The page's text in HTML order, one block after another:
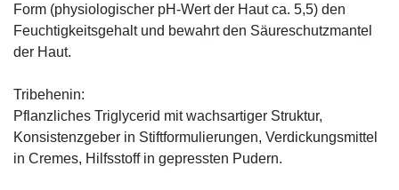
Form (physiologischer pH-Wert der Haut ca. 5,5) den
Feuchtigkeitsgehalt und bewahrt den Säureschutzmantel
der Haut.
Tribehenin:
Pflanzliches Triglycerid mit wachsartiger Struktur,
Konsistenzgeber in Stiftformulierungen, Verdickungsmittel
in Cremes, Hilfsstoff in gepressten Pudern.